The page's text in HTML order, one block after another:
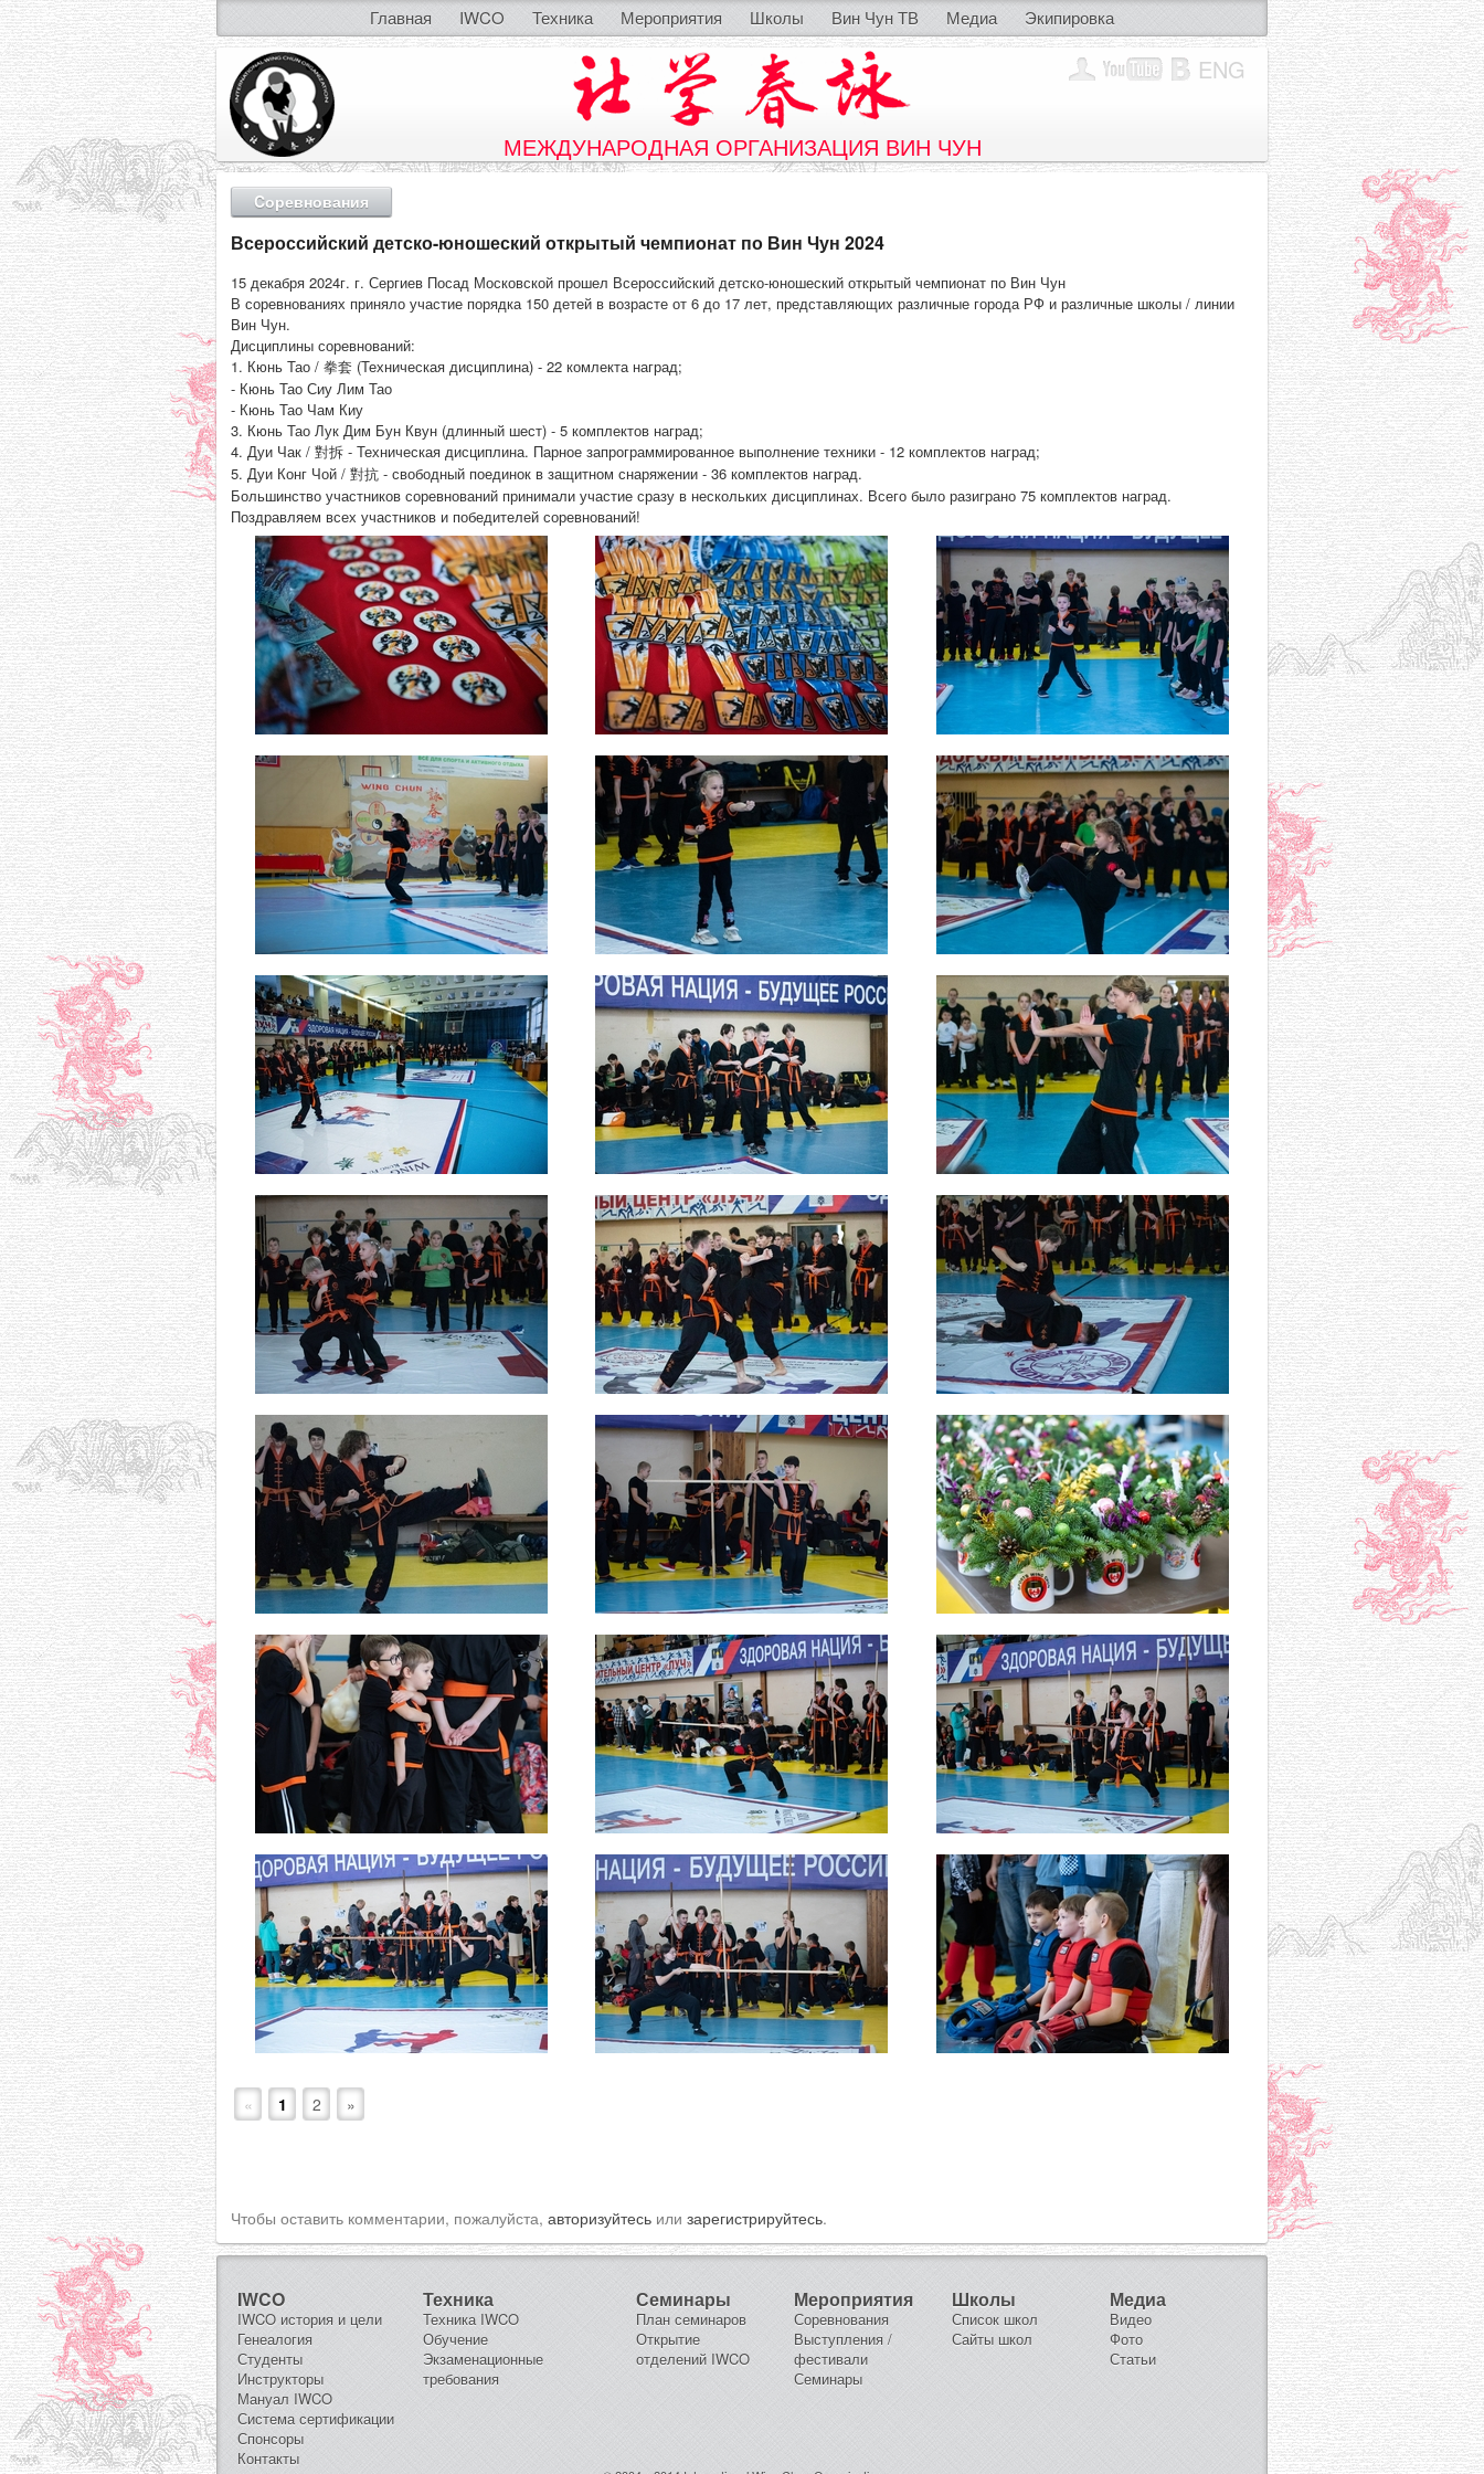
Главная IWCO Техника Мероприятия Школы Вин Чун ТВ Медиа Экипировка
ENG
МЕЖДУНАРОДНАЯ ОРГАНИЗАЦИЯ ВИН ЧУН
Cоревнования
Всероссийский детско-юношеский открытый чемпионат по Вин Чун 2024
15 декабря 2024г. г. Сергиев Посад Московской прошел Всероссийский детско-юношеский открытый чемпионат по Вин Чун
В соревнованиях приняло участие порядка 150 детей в возрасте от 6 до 17 лет, представляющих различные города РФ и различные школы / линии
Вин Чун.
Дисциплины соревнований:
1. Кюнь Тао / 拳套 (Техническая дисциплина) - 22 комлекта наград;
- Кюнь Тао Сиу Лим Тао
- Кюнь Тао Чам Киу
3. Кюнь Тао Лук Дим Бун Квун (длинный шест) - 5 комплектов наград;
4. Дуи Чак / 對拆 - Техническая дисциплина. Парное запрограммированное выполнение техники - 12 комплектов наград;
5. Дуи Конг Чой / 對抗 - свободный поединок в защитном снаряжении - 36 комплектов наград.
Большинство участников соревнований принимали участие сразу в нескольких дисциплинах. Всего было разиграно 75 комплектов наград.
Поздравляем всех участников и победителей соревнований!
« 1 2 »
Чтобы оставить комментарии, пожалуйста, авторизуйтесь или зарегистрируйтесь.
IWCO
IWCO история и цели
Генеалогия
Студенты
Инструкторы
Мануал IWCO
Система сертификации
Спонсоры
Контакты
Техника
Техника IWCO
Обучение
Экзаменационные
требования
Семинары
План семинаров
Открытие
отделений IWCO
Мероприятия
Соревнования
Выступления /
фестивали
Семинары
Школы
Список школ
Сайты школ
Медиа
Видео
Фото
Статьи